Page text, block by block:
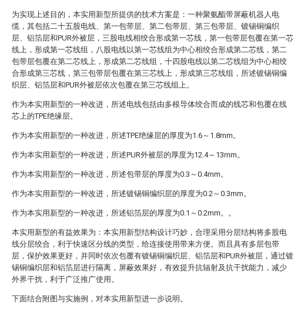
为实现上述目的，本实用新型所提供的技术方案是：一种聚氨酯带屏蔽机器人电
缆，其包括二十五股电线、第一包带层、第二包带层、第三包带层、镀锡铜编织
层、铝箔层和PUR外被层，三股电线相绞合形成第一芯线，第一包带层包覆在第一芯
线上，形成第一芯线组，八股电线以第一芯线组为中心相绞合形成第二芯线，第二
包带层包覆在第二芯线上，形成第二芯线组，十四股电线以第二芯线组为中心相绞
合形成第三芯线，第三包带层包覆在第三芯线上，形成第三芯线组，所述镀锡铜编
织层、铝箔层和PUR外被层依次包覆在第三芯线组上。
作为本实用新型的一种改进，所述电线包括由多根导体绞合而成的线芯和包覆在线
芯上的TPE绝缘层。
作为本实用新型的一种改进，所述TPE绝缘层的厚度为1.6～1.8mm。
作为本实用新型的一种改进，所述PUR外被层的厚度为12.4～13mm。
作为本实用新型的一种改进，所述包带层的厚度为0.3～0.4mm。
作为本实用新型的一种改进，所述镀锡铜编织层的厚度为0.2～0.3mm。
作为本实用新型的一种改进，所述铝箔层的厚度为0.1～0.2mm。。
本实用新型的有益效果为：本实用新型结构设计巧妙，合理采用分层结构将多股电
线分层绞合，利于快速区分线的类型，给连接使用带来方便。而且具有多层包带
层，保护效果更好，并同时依次包覆有镀锡铜编织层、铝箔层和PUR外被层，通过镀
锡铜编织层和铝箔层进行隔离，屏蔽效果好，有效提升抗辐射及抗干扰能力，减少
外界干扰，利于广泛推广使用。
下面结合附图与实施例，对本实用新型进一步说明。